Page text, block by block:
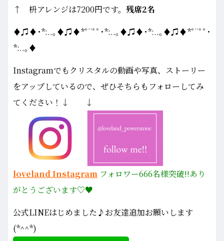
↑ 枡アレンジは7200円です。 残席2名
♦♫♦･*:..｡♦♫♦*ﾟ¨ﾟﾟ･*:..｡♦♫♦･*:..｡♦♫♦*ﾟ¨ﾟﾟ･
*:..｡♦
Instagramでもクリスタルの動画や写真、ストーリー
をアップしているので、ぜひそちらもフォローしてみ
てください！↓ ↓
loveland Instagram フォロワー666名様突破!!あり
がとうございます♡♥
公式LINEはじめました♪お友達追加お願いします
(*^^*)